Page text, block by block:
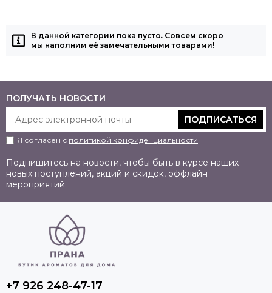
В данной категории пока пусто. Совсем скоро
мы наполним её замечательными товарами!
ПОЛУЧАТЬ НОВОСТИ
ПОДПИСАТЬСЯ
Я согласен с политикой конфиденциальности
Подпишитесь на новости, чтобы быть в курсе наших
новых поступлений, акций и скидок, оффлайн
мероприятий.
+7 926 248-47-17